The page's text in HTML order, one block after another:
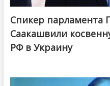
Спикер парламента
Саакашвили
РФ в Украину